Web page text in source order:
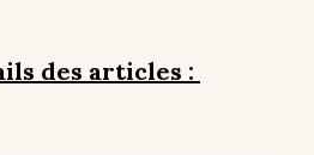
des articles :